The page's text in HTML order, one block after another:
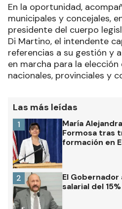
En la oportunidad,
municipales y concejales,
presidente del cuerpo
Di Martino, el intendente
referencias a su gestión y
en marcha para la elección
nacionales, provinciales y
Las más leídas
María
Formosa tras
formación en
1
El
salarial del
2